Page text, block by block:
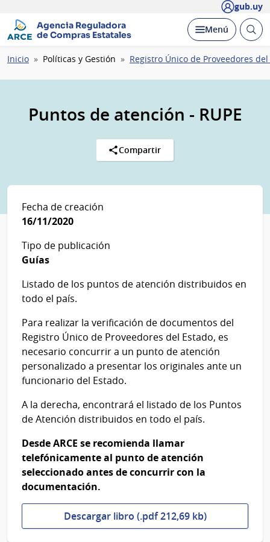
gub.uy
Agencia Reguladora
de Compras Estatales
Desplegar
Menú Abrir
Ruta
navegación
Inicio Políticas y Gestión Registro Único de Proveedores del
Puntos de atención - RUPE
Compartir
Fecha de creación
16/11/2020
Tipo de publicación
Guías
Listado de los puntos de atención distribuidos en
todo el país.
Para realizar la verificación de documentos del
Registro Único de Proveedores del Estado, es
necesario concurrir a un punto de atención
personalizado a presentar los originales ante un
funcionario del Estado.
A la derecha, encontrará el listado de los Puntos
de Atención distribuidos en todo el país.
Desde ARCE se recomienda llamar
telefónicamente al punto de atención
seleccionado antes de concurrir con la
documentación.
Descargar libro (.pdf 212,69 kb)